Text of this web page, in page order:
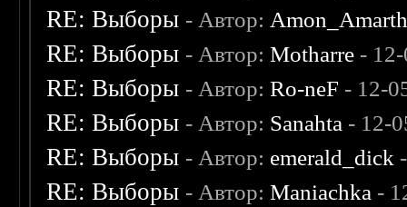
RE: Выборы - Автор:
RE: Выборы - Автор:Motharre -
RE: Выборы - Автор:Ro-neF - 12-
RE: Выборы - Автор: Sanahta - 12-
RE: Выборы - Автор: emerald_dick
RE: Выборы - Автор:Maniachka -